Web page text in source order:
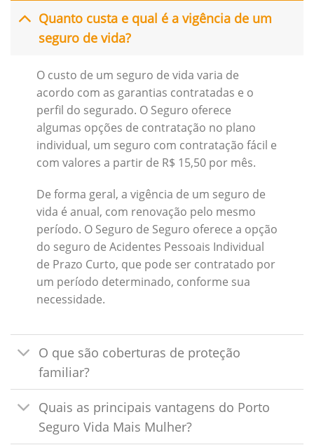
Quanto custa e qual é a vigência de um
seguro de vida?
O custo de um seguro de vida varia de
acordo com as garantias contratadas e o
perfil do segurado. O Seguro oferece
algumas opções de contratação no plano
individual, um seguro com contratação fácil e
com valores a partir de R$ 15,50 por mês.
De forma geral, a vigência de um seguro de
vida é anual, com renovação pelo mesmo
período. O Seguro de Seguro oferece a opção
do seguro de Acidentes Pessoais Individual
de Prazo Curto, que pode ser contratado por
um período determinado, conforme sua
necessidade.
O que são coberturas de proteção
familiar?
Quais as principais vantagens do Porto
Seguro Vida Mais Mulher?